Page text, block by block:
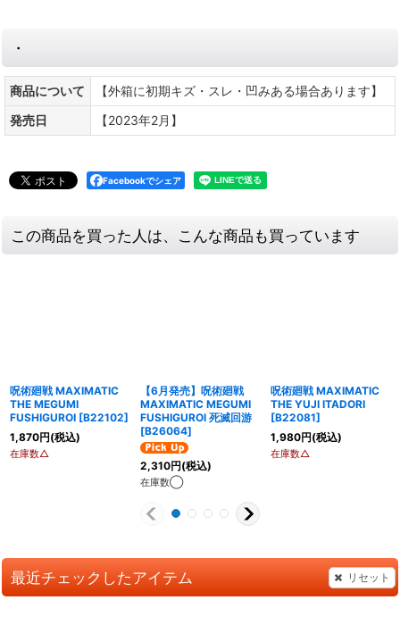
・
商品について
【外箱に初期キズ・スレ・凹みある場合あります】
発売日
【2023年2月】
Facebookでシェア
この商品を買った人は、こんな商品も買っています
呪術廻戦 MAXIMATIC
THE MEGUMI
FUSHIGUROI [B22102]
1,870円(税込)
在庫数△
【6月発売】呪術廻戦
MAXIMATIC MEGUMI
FUSHIGUROI 死滅回游
[B26064]
2,310円(税込)
在庫数◯
呪術廻戦 MAXIMATIC
THE YUJI ITADORI
[B22081]
1,980円(税込)
在庫数△
最近チェックしたアイテム リセット